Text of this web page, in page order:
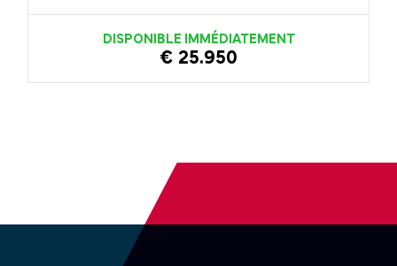
DISPONIBLE IMMÉDIATEMENT
€ 25.950